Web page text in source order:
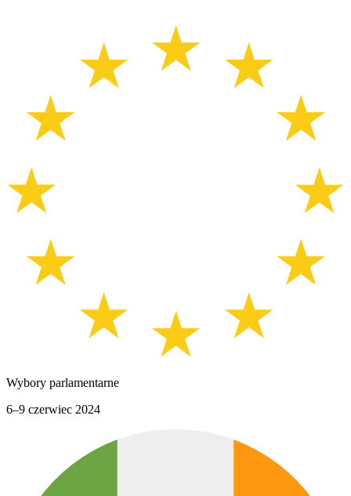
Wybory parlamentarne
6–9 czerwiec 2024